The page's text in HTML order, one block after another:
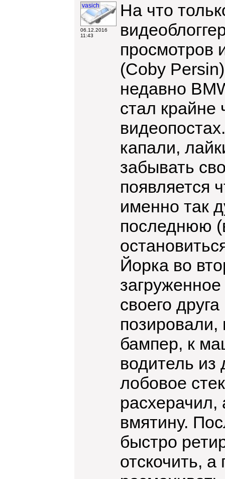
vasich
06.12.2016
11:43
На что
просмотров
(Coby
недавно
стал крайне
капали,
забывать
появляется
именно так
последнюю
Йорка во
своего
бампер, к
водитель из
лобовое
вмятину.
быстро
отскочить,